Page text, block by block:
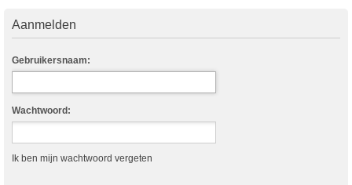
Aanmelden
Gebruikersnaam:
Wachtwoord:
Ik ben mijn wachtwoord vergeten